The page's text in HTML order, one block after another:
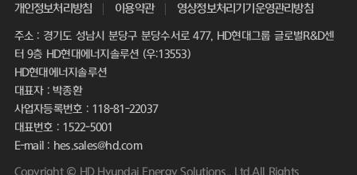
개인정보처리방침 이용약관 영상정보처리기기운영관리방침
주소 : 경기도 성남시 분당구 분당수서로 477, HD현대그룹 글로벌R&D센
터 9층 HD현대에너지솔루션 (우:13553)
HD현대에너지솔루션
대표자 : 박종환
사업자등록번호 : 118-81-22037
대표번호 : 1522-5001
E-mail : hes.sales@hd.com
Copyright © HD Hyundai Energy Solutions., Ltd.All Rights